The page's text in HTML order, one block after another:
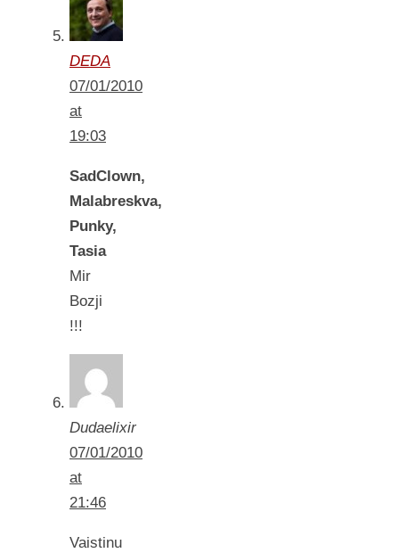
DEDA
07/01/2010
at
19:03
SadClown,
Malabreskva,
Punky,
Tasia
Mir
Bozji
!!!
Dudaelixir
07/01/2010
at
21:46
Vaistinu